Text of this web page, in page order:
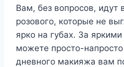
Вам, без вопросов, идут
розового, которые не
ярко на губах. За
можете просто-
дневного макияжа вам